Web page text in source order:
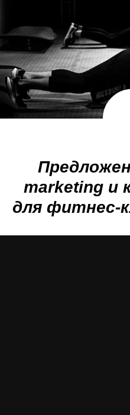
marketing и
для фитнес-